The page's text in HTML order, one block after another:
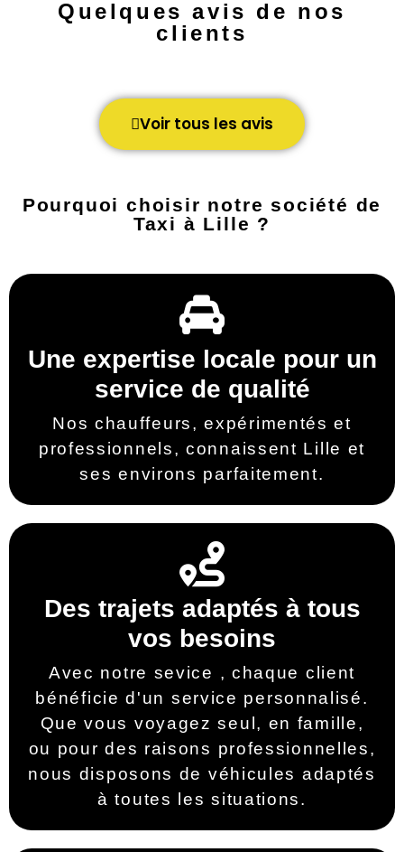
Quelques avis de nos
clients
Voir tous les avis
Pourquoi choisir notre société de
Taxi à Lille ?
Une expertise locale pour un
service de qualité
Nos chauffeurs, expérimentés et
professionnels, connaissent Lille et
ses environs parfaitement.
Des trajets adaptés à tous
vos besoins
Avec notre sevice , chaque client
bénéficie d'un service personnalisé.
Que vous voyagez seul, en famille,
ou pour des raisons professionnelles,
nous disposons de véhicules adaptés
à toutes les situations.